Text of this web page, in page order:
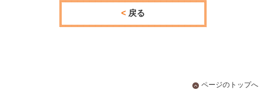
戻る
ページのトップへ